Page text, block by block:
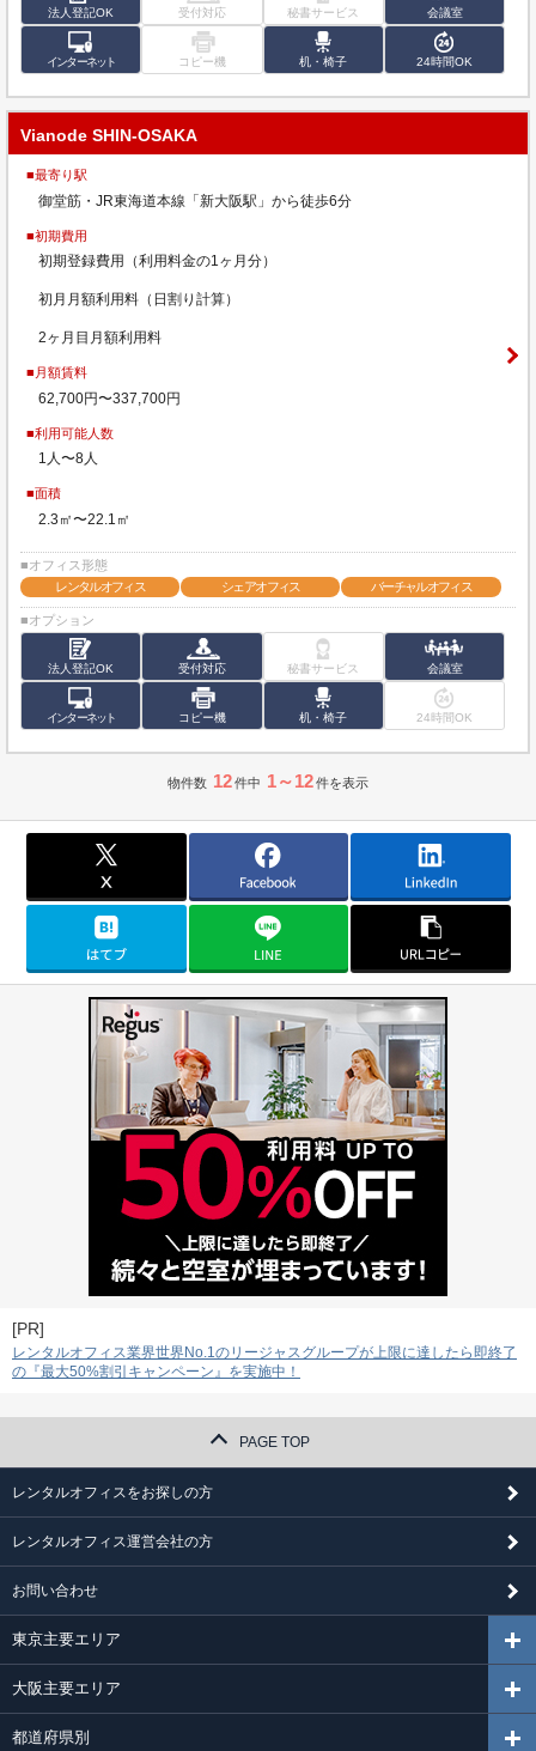
法人登記OK 受付対応 秘書サービス 会議室
インターネット コピー機 机・椅子 24時間OK
Vianode SHIN-OSAKA
■最寄り駅
御堂筋・JR東海道本線「新大阪駅」から徒歩6分
■初期費用
初期登録費用（利用料金の1ヶ月分）
初月月額利用料（日割り計算）
2ヶ月目月額利用料
■月額賃料
62,700円〜337,700円
■利用可能人数
1人〜8人
■面積
2.3㎡〜22.1㎡
■オフィス形態
レンタルオフィス
シェアオフィス バーチャルオフィス
■オプション
法人登記OK 受付対応 秘書サービス 会議室
インターネット コピー機 机・椅子 24時間OK
物件数 12件中 1～12件を表示
[PR]
レンタルオフィス業界世界No.1のリージャスグループが上限に達したら即終了
の『最大50%割引キャンペーン』を実施中！
PAGE TOP
レンタルオフィスをお探しの方
レンタルオフィス運営会社の方
お問い合わせ
東京主要エリア
大阪主要エリア
都道府県別